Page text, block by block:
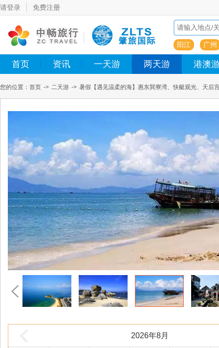
请登录 免费注册
阳江 广州
首页 资讯 一天游 两天游 港澳
您的位置： 首页 -> 二天游 -> 暑假【遇见温柔的海】惠东巽寮湾、快艇观光、天后
2026年8月